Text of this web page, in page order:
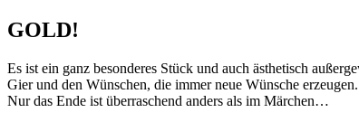
GOLD!
Es ist ein ganz besonderes Stück und auch ästhetisch
Gier und den Wünschen, die immer neue Wünsche erzeugen.
Nur das Ende ist überraschend anders als im Märchen…